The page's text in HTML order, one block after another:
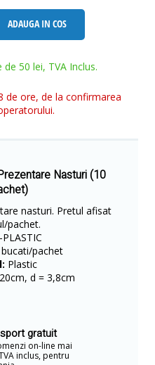
ADAUGA IN COS
50 lei, TVA Inclus.
de ore, de la confirmarea
Nasturi (10
nasturi. Pretul afisat
pachet.
pachet
Plastic
d = 3,8cm
gratuit
on-line mai
inclus, pentru